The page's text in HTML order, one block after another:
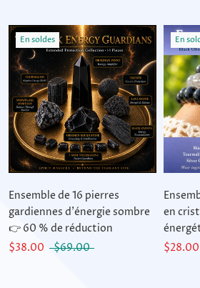
En soldes
Ensemble de 16 pierres
gardiennes d'énergie sombre
👉 60 % de réduction
$38.00
$69.00
En
en
$28.00